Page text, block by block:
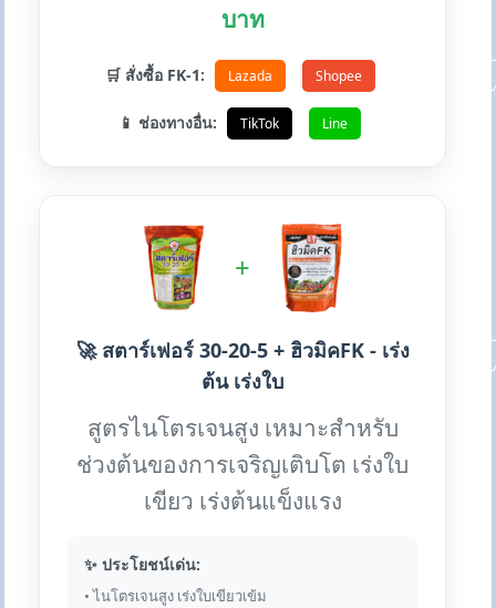
บาท
🛒 สั่งซื้อ FK-1: Lazada Shopee
📱 ช่องทางอื่น: TikTok Line
+
🚀 สตาร์เฟอร์ 30-20-5 + ฮิวมิคFK - เร่ง
ต้น เร่งใบ
สูตรไนโตรเจนสูง เหมาะสำหรับ
ช่วงต้นของการเจริญเติบโต เร่งใบ
เขียว เร่งต้นแข็งแรง
✨ ประโยชน์เด่น:
• ไนโตรเจนสูง เร่งใบเขียวเข้ม